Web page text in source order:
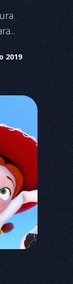
2019